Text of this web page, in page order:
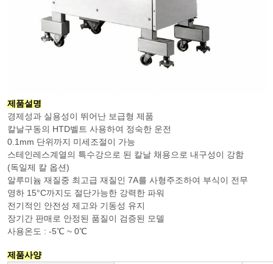
제품설명
경제성과 실용성이 뛰어난 보급형 제품
칼날구동의 HTD벨트 사용하여 정숙한 운전
0.1mm 단위까지 미세조절이 가능
스테인레스계열의 특수강으로 된 칼날 채용으로 내구성이 강함
(독일제 칼 옵션)
알루미늄 재질중 최고급 재질인 7A를 사형주조하여 부식이 전무
영하 15°C까지도 절단가능한 강력한 파워
전기적인 안전성 제고와 기동성 유지
장기간 판매로 안정된 품질이 검증된 모델
사용온도 : -5℃ ~ 0℃
제품사양